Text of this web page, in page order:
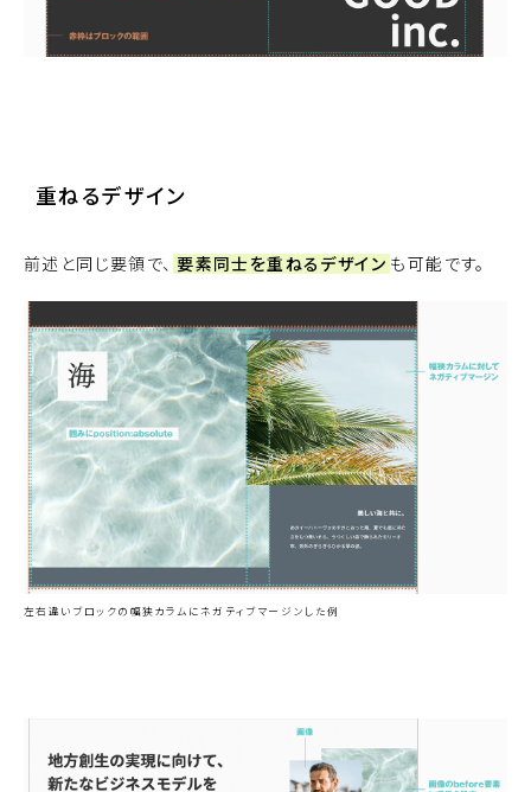
重ねるデザイン
前述と同じ要領で、 要素同士を重ねるデザイン も可能です。
左右違いブロックの幅狭カラムにネガティブマージンした例